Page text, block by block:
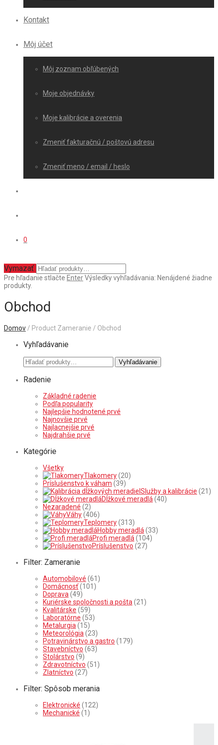
Kontakt
Môj účet
Môj zoznam obľúbených
Moje objednávky
Moje kalibrácie a overenia
Zmeniť fakturačnú / poštovú adresu
Zmeniť meno / email / heslo
0
Vymazať
Pre hľadanie stlačte EnterVýsledky vyhľadávania: Nenájdené žiadne
produkty.
Obchod
Domov / Product Zameranie / Obchod
Vyhľadávanie
Hľadať: Vyhľadávanie
Radenie
Základné radenie
Podľa popularity
Najlepšie hodnotené prvé
Najnovšie prvé
Najlacnejšie prvé
Najdrahšie prvé
Kategórie
Všetky
Tlakomery(20)
Príslušenstvo k váham (39)
Služby a kalibrácie (21)
Dĺžkové meradlá (40)
Nezaradené (2)
Váhy(406)
Teplomery(313)
Hobby meradlá (33)
Profi meradlá (104)
Príslušenstvo (27)
Filter: Zameranie
Automobilové (61)
Domácnosť(101)
Doprava (49)
Kuriérske spoločnosti a pošta (21)
Kvalitárske (59)
Laboratórne (53)
Metalurgia (15)
Meteorológia (23)
Potravinárstvo a gastro (179)
Stavebníctvo (63)
Stolárstvo (9)
Zdravotníctvo (51)
Zlatníctvo (27)
Filter: Spôsob merania
Elektronické (122)
Mechanické (1)